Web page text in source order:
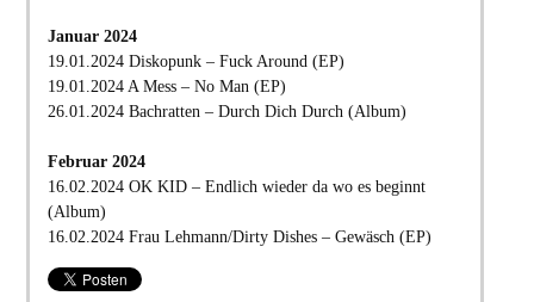
Januar 2024
19.01.2024 Diskopunk – Fuck Around (EP)
19.01.2024 A Mess – No Man (EP)
26.01.2024 Bachratten – Durch Dich Durch (Album)
Februar 2024
16.02.2024 OK KID – Endlich wieder da wo es beginnt
(Album)
16.02.2024 Frau Lehmann/Dirty Dishes – Gewäsch (EP)